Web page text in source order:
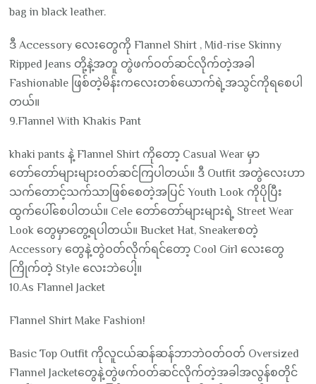
bag in black leather.
ဒီ Accessory လေးတွေကို Flannel Shirt , Mid-rise Skinny
Ripped Jeans တို့နဲ့အတူ တွဲဖက်ဝတ်ဆင်လိုက်တဲ့အခါ
Fashionable ဖြစ်တဲ့မိန်းကလေးတစ်ယောက်ရဲ့အသွင်ကိုရစေပါ
တယ်။
9.Flannel With Khakis Pant
khaki pants နဲ့ Flannel Shirt ကိုတော့ Casual Wear မှာ
တော်တော်များများဝတ်ဆင်ကြပါတယ်။ ဒီ Outfit အတွဲလေးဟာ
သက်တောင့်သက်သာဖြစ်စေတဲ့အပြင် Youth Look ကိုပိုပြီး
ထွက်ပေါ်စေပါတယ်။ Cele တော်တော်များများရဲ့ Street Wear
Look တွေမှာတွေ့ရပါတယ်။ Bucket Hat, Sneakerစတဲ့
Accessory တွေနဲ့တွဲဝတ်လိုက်ရင်တော့ Cool Girl လေးတွေ
ကြိုက်တဲ့ Style လေးဘဲပေါ့။
10.As Flannel Jacket
Flannel Shirt Make Fashion!
Basic Top Outfit ကိုလူငယ်ဆန်ဆန်ဘာဘဲဝတ်ဝတ် Oversized
Flannel Jacketတွေနဲ့တွဲဖက်ဝတ်ဆင်လိုက်တဲ့အခါအလွန်စတိုင်